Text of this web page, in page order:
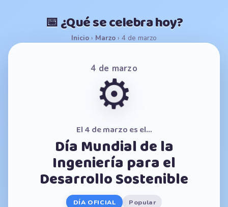
📅 ¿Qué se celebra hoy?
Inicio › Marzo › 4 de marzo
4 de marzo
⚙️
El 4 de marzo es el…
Día Mundial de la
Ingeniería para el
Desarrollo Sostenible
DÍA OFICIAL Popular